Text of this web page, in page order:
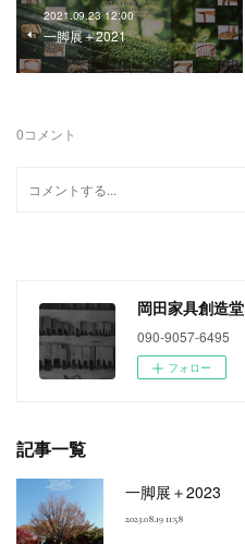
2021.09.23 12:00
一脚展＋2021
0コメント
岡田家具創造堂
090-9057-6495
フォロー
記事一覧
一脚展＋2023
2023.08.19 11:58